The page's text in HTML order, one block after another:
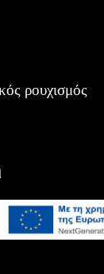
ρουχισμός